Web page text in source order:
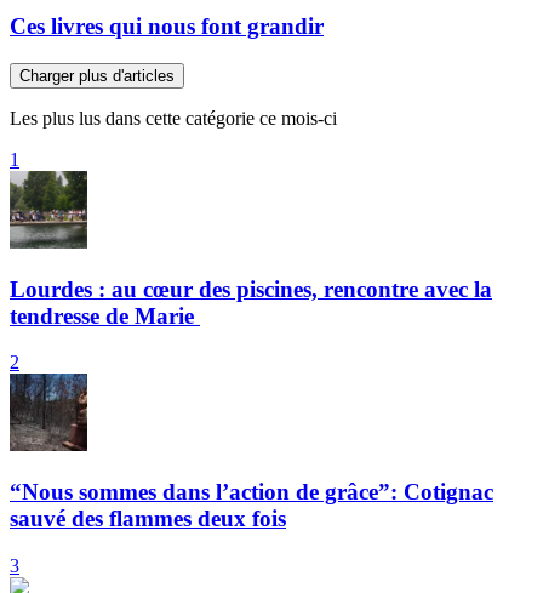
Ces livres qui nous font grandir
Charger plus d'articles
Les plus lus dans cette catégorie ce mois-ci
1
Lourdes : au cœur des piscines, rencontre avec la
tendresse de Marie
2
“Nous sommes dans l’action de grâce”: Cotignac
sauvé des flammes deux fois
3